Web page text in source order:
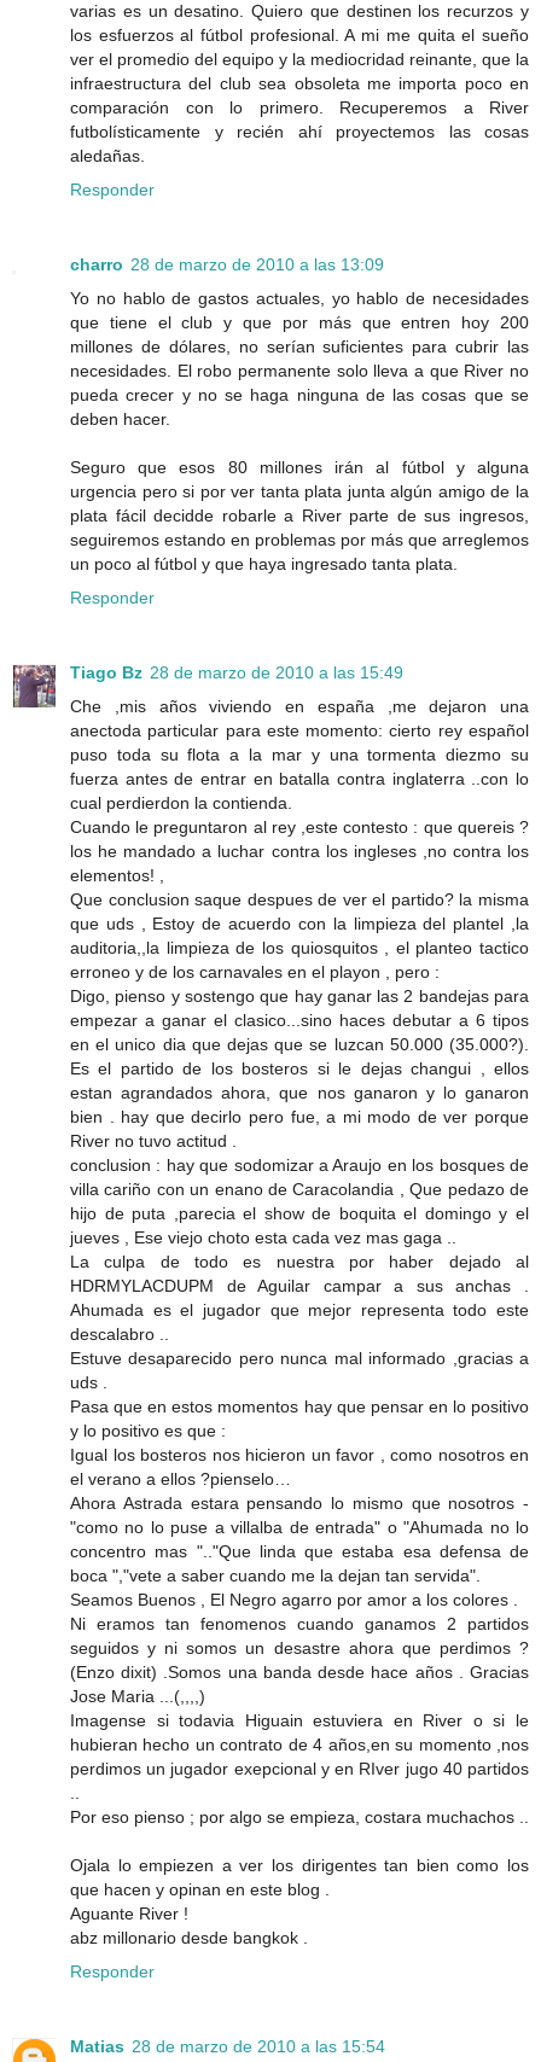
varias es un desatino. Quiero que destinen los recurzos y
los esfuerzos al fútbol profesional. A mi me quita el sueño
ver el promedio del equipo y la mediocridad reinante, que la
infraestructura del club sea obsoleta me importa poco en
comparación con lo primero. Recuperemos a River
futbolísticamente y recién ahí proyectemos las cosas
aledañas.
Responder
charro 28 de marzo de 2010 a las 13:09
Yo no hablo de gastos actuales, yo hablo de necesidades
que tiene el club y que por más que entren hoy 200
millones de dólares, no serían suficientes para cubrir las
necesidades. El robo permanente solo lleva a que River no
pueda crecer y no se haga ninguna de las cosas que se
deben hacer.
Seguro que esos 80 millones irán al fútbol y alguna
urgencia pero si por ver tanta plata junta algún amigo de la
plata fácil decidde robarle a River parte de sus ingresos,
seguiremos estando en problemas por más que arreglemos
un poco al fútbol y que haya ingresado tanta plata.
Responder
Tiago Bz 28 de marzo de 2010 a las 15:49
Che ,mis años viviendo en españa ,me dejaron una
anectoda particular para este momento: cierto rey español
puso toda su flota a la mar y una tormenta diezmo su
fuerza antes de entrar en batalla contra inglaterra ..con lo
cual perdierdon la contienda.
Cuando le preguntaron al rey ,este contesto : que quereis ?
los he mandado a luchar contra los ingleses ,no contra los
elementos! ,
Que conclusion saque despues de ver el partido? la misma
que uds , Estoy de acuerdo con la limpieza del plantel ,la
auditoria,,la limpieza de los quiosquitos , el planteo tactico
erroneo y de los carnavales en el playon , pero :
Digo, pienso y sostengo que hay ganar las 2 bandejas para
empezar a ganar el clasico...sino haces debutar a 6 tipos
en el unico dia que dejas que se luzcan 50.000 (35.000?).
Es el partido de los bosteros si le dejas changui , ellos
estan agrandados ahora, que nos ganaron y lo ganaron
bien . hay que decirlo pero fue, a mi modo de ver porque
River no tuvo actitud .
conclusion : hay que sodomizar a Araujo en los bosques de
villa cariño con un enano de Caracolandia , Que pedazo de
hijo de puta ,parecia el show de boquita el domingo y el
jueves , Ese viejo choto esta cada vez mas gaga ..
La culpa de todo es nuestra por haber dejado al
HDRMYLACDUPM de Aguilar campar a sus anchas .
Ahumada es el jugador que mejor representa todo este
descalabro ..
Estuve desaparecido pero nunca mal informado ,gracias a
uds .
Pasa que en estos momentos hay que pensar en lo positivo
y lo positivo es que :
Igual los bosteros nos hicieron un favor , como nosotros en
el verano a ellos ?pienselo…
Ahora Astrada estara pensando lo mismo que nosotros -
"como no lo puse a villalba de entrada" o "Ahumada no lo
concentro mas ".."Que linda que estaba esa defensa de
boca ","vete a saber cuando me la dejan tan servida".
Seamos Buenos , El Negro agarro por amor a los colores .
Ni eramos tan fenomenos cuando ganamos 2 partidos
seguidos y ni somos un desastre ahora que perdimos ?
(Enzo dixit) .Somos una banda desde hace años . Gracias
Jose Maria ...(,,,,)
Imagense si todavia Higuain estuviera en River o si le
hubieran hecho un contrato de 4 años,en su momento ,nos
perdimos un jugador exepcional y en RIver jugo 40 partidos
Por eso pienso ; por algo se empieza, costara muchachos ..
Ojala lo empiezen a ver los dirigentes tan bien como los
que hacen y opinan en este blog .
Aguante River !
abz millonario desde bangkok .
Responder
Matias 28 de marzo de 2010 a las 15:54